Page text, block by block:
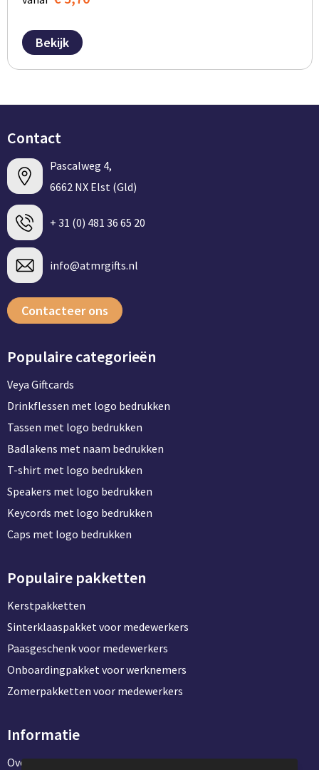
Bekijk
Contact
Pascalweg 4,
6662 NX Elst (Gld)
+ 31 (0) 481 36 65 20
info@atmrgifts.nl
Contacteer ons
Populaire categorieën
Veya Giftcards
Drinkflessen met logo bedrukken
Tassen met logo bedrukken
Badlakens met naam bedrukken
T-shirt met logo bedrukken
Speakers met logo bedrukken
Keycords met logo bedrukken
Caps met logo bedrukken
Populaire pakketten
Kerstpakketten
Sinterklaaspakket voor medewerkers
Paasgeschenk voor medewerkers
Onboardingpakket voor werknemers
Zomerpakketten voor medewerkers
Informatie
Over ons